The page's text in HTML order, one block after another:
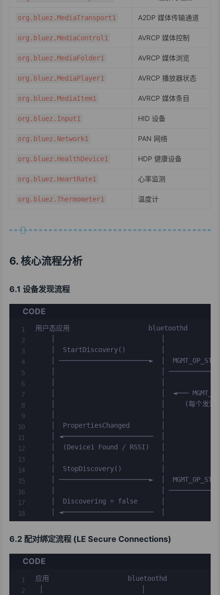
org.bluez.MediaTransport1 A2DP 媒体传输通道
org.bluez.MediaControl1 AVRCP 媒体控制
org.bluez.MediaFolder1 AVRCP 媒体浏览
org.bluez.MediaPlayer1 AVRCP 播放器状态
org.bluez.MediaItem1 AVRCP 媒体条目
org.bluez.Input1 HID 设备
org.bluez.Network1 PAN 网络
org.bluez.HealthDevice1 HDP 健康设备
org.bluez.HeartRate1 心率监测
org.bluez.Thermometer1 温度计
6. 核心流程分析
6.1 设备发现流程
CODE
用户态应用                    bluetoothd
│  StartDiscovery()         │
│ ───────────────────────►  │
│                           │
│                           │  ◄───
│                           │     (每个发现
│  PropertiesChanged        │
│ ◄───────────────────────  │
│  (Device1 Found / RSSI)   │
│  StopDiscovery()          │
│ ───────────────────────►  │
│                           │
│  Discovering = false      │
│ ◄───────────────────────  │
6.2 配对绑定流程 (LE Secure Connections)
CODE
应用                    bluetoothd